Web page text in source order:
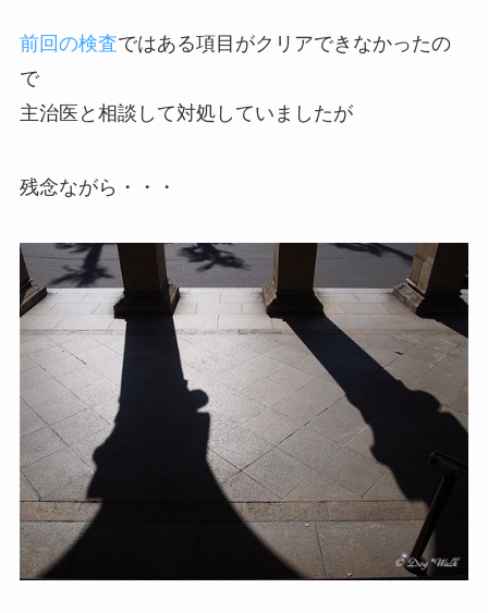
前回の検査ではある項目がクリアできなかったの
で
主治医と相談して対処していましたが
残念ながら・・・